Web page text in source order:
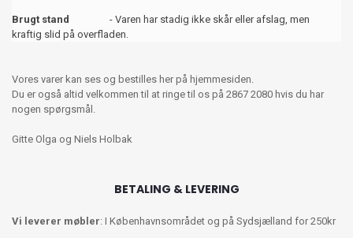
Brugt stand
- Varen har stadig ikke skår eller afslag, men
kraftig slid på overfladen.
Vores varer kan ses og bestilles her på hjemmesiden.
Du er også altid velkommen til at ringe til os på 2867 2080 hvis du har
nogen spørgsmål.
Gitte Olga og Niels Holbak
BETALING & LEVERING
Vi leverer møbler: I Københavnsområdet og på Sydsjælland for 250kr